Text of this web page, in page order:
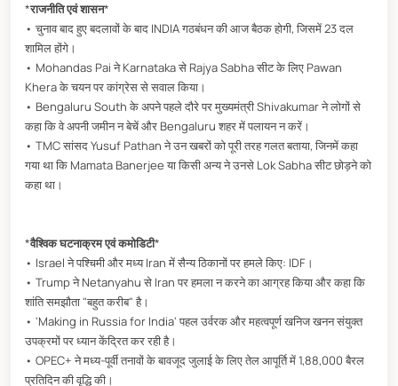
*राजनीति एवं शासन*
• चुनाव बाद हुए बदलावों के बाद INDIA गठबंधन की आज बैठक होगी, जिसमें 23 दल
शामिल होंगे।
• Mohandas Pai ने Karnataka से Rajya Sabha सीट के लिए Pawan
Khera के चयन पर कांग्रेस से सवाल किया।
• Bengaluru South के अपने पहले दौरे पर मुख्यमंत्री Shivakumar ने लोगों से
कहा कि वे अपनी जमीन न बेचें और Bengaluru शहर में पलायन न करें।
• TMC सांसद Yusuf Pathan ने उन खबरों को पूरी तरह गलत बताया, जिनमें कहा
गया था कि Mamata Banerjee या किसी अन्य ने उनसे Lok Sabha सीट छोड़ने को
कहा था।
*वैश्विक घटनाक्रम एवं कमोडिटी*
• Israel ने पश्चिमी और मध्य Iran में सैन्य ठिकानों पर हमले किए: IDF।
• Trump ने Netanyahu से Iran पर हमला न करने का आग्रह किया और कहा कि
शांति समझौता "बहुत करीब" है।
• 'Making in Russia for India' पहल उर्वरक और महत्वपूर्ण खनिज खनन संयुक्त
उपक्रमों पर ध्यान केंद्रित कर रही है।
• OPEC+ ने मध्य-पूर्वी तनावों के बावजूद जुलाई के लिए तेल आपूर्ति में 1,88,000 बैरल
प्रतिदिन की वृद्धि की।